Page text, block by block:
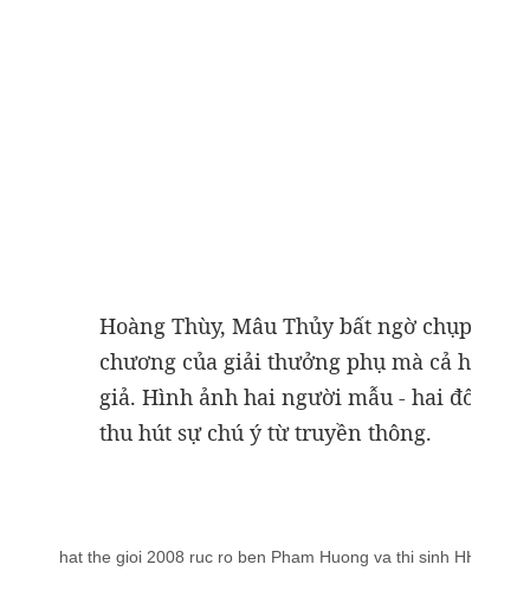
Hoàng Thùy, Mâu Thủy bất ngờ chụp
chương của giải thưởng phụ mà cả hai
giả. Hình ảnh hai người mẫu - hai đối
thu hút sự chú ý từ truyền thông.